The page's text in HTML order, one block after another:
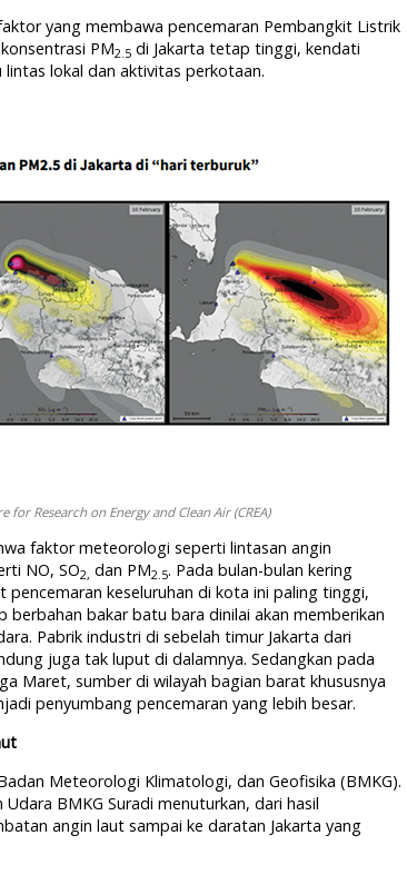
yang membawa pencemaran Pembangkit Listrik
PM2.5 di Jakarta tetap tinggi, kendati
lokal dan aktivitas perkotaan.
Research on Energy and Clean Air (CREA)
faktor meteorologi seperti lintasan angin
NO, SO2, dan PM2.5. Pada bulan-bulan kering
keseluruhan di kota ini paling tinggi,
bakar batu bara dinilai akan memberikan
Pabrik industri di sebelah timur Jakarta dari
juga tak luput di dalamnya. Sedangkan pada
Maret, sumber di wilayah bagian barat khususnya
penyumbang pencemaran yang lebih besar.
Meteorologi Klimatologi, dan Geofisika (BMKG).
BMKG Suradi menuturkan, dari hasil
angin laut sampai ke daratan Jakarta yang